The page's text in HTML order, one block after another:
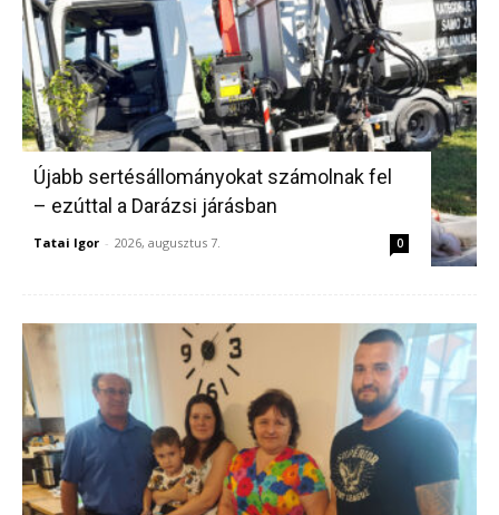
Újabb sertésállományokat számolnak fel
– ezúttal a Darázsi járásban
Tatai Igor - 2026, augusztus 7. 0